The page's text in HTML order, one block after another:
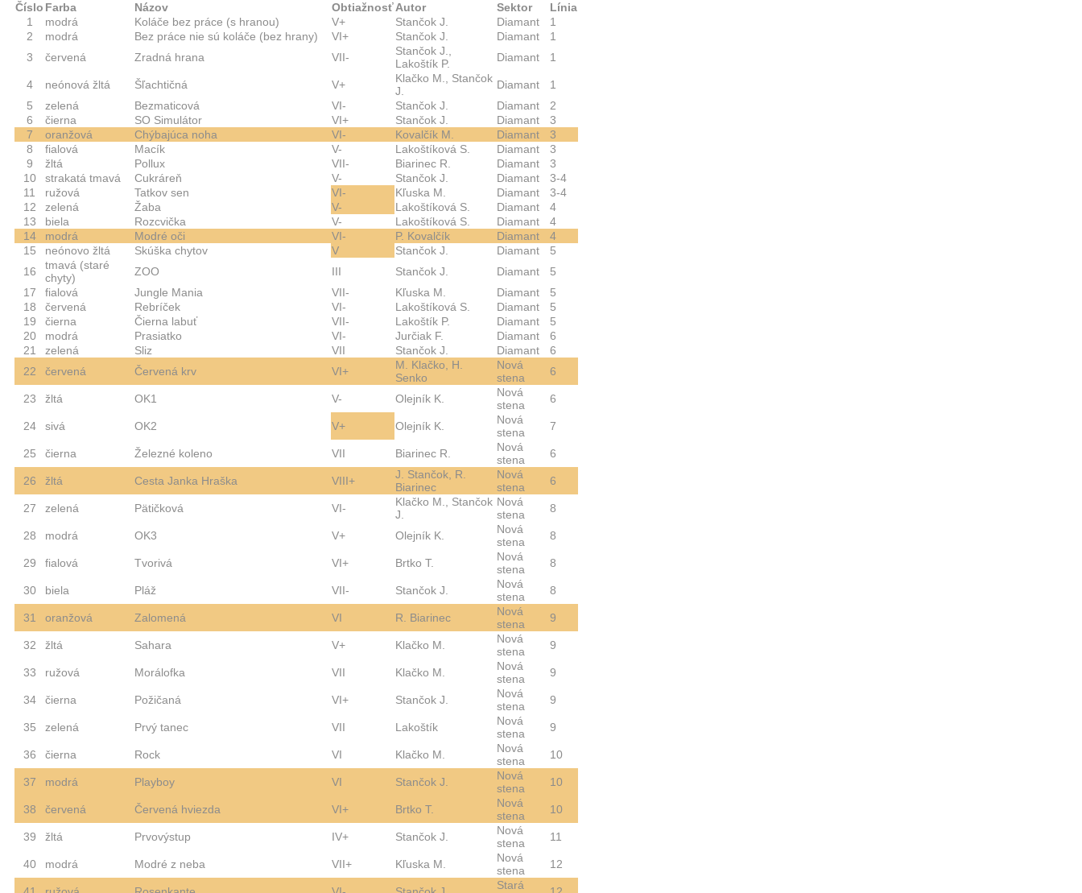
Číslo Farba Názov ObtiažnosťAutor Sektor
Línia
1
modrá Koláče bez práce (s hranou) V+ Stančok J. Diamant
1
2
modrá Bez práce nie sú koláče (bez hrany) VI+ Stančok J. Diamant
1
3
červená Zradná hrana VII-
Stančok J.,
Lakoštík P.
Diamant 1
4 neónová žltá Šľachtičná V+
Klačko M., Stančok
J.
Diamant
1
5
zelená Bezmaticová VI- Stančok J. Diamant
2
6
čierna SO Simulátor VI+ Stančok J. Diamant
3
7
oranžová Chýbajúca noha VI- Kovalčík M. Diamant
3
8
fialová Macík V- Lakoštíková S. Diamant
3
9
žltá Pollux VII- Biarinec R. Diamant
3
10
strakatá tmavá Cukráreň V- Stančok J. Diamant
3-4
11
ružová Tatkov sen VI- Kľuska M. Diamant
3-4
12
zelená Žaba V- Lakoštíková S. Diamant
4
13
biela Rozcvička V- Lakoštíková S. Diamant
4
14
modrá Modré oči VI- P. Kovalčík Diamant
4
15
neónovo žltá Skúška chytov V Stančok J. Diamant
5
16
tmavá (staré
chyty)
ZOO III Stančok J. Diamant
5
17
fialová Jungle Mania VII- Kľuska M. Diamant
5
18
červená Rebríček VI- Lakoštíková S. Diamant
5
19
čierna Čierna labuť VII- Lakoštík P. Diamant
5
20
modrá Prasiatko VI- Jurčiak F. Diamant
6
21
zelená Sliz VII Stančok J. Diamant
6
22
červená Červená krv VI+
M. Klačko, H.
Senko
Nová
stena
6
23 žltá OK1 V- Olejník K.
Nová
stena
6
24 sivá OK2 V+ Olejník K.
Nová
stena
7
25 čierna Železné koleno VII Biarinec R.
Nová
stena
6
26 žltá Cesta Janka Hraška VIII+
J. Stančok, R.
Biarinec
Nová
stena
6
27 zelená Pätičková VI-
Klačko M., Stančok
J.
Nová
stena
8
28 modrá OK3 V+ Olejník K.
Nová
stena
8
29 fialová Tvorivá VI+ Brtko T.
Nová
stena
8
30 biela Pláž VII- Stančok J.
Nová
stena
8
31 oranžová Zalomená VI R. Biarinec
Nová
stena
9
32 žltá Sahara V+ Klačko M.
Nová
stena
9
33 ružová Morálofka VII Klačko M.
Nová
stena
9
34 čierna Požičaná VI+ Stančok J.
Nová
stena
9
35 zelená Prvý tanec VII Lakoštík
Nová
stena
9
36 čierna Rock VI Klačko M.
Nová
stena
10
37 modrá Playboy VI Stančok J.
Nová
stena
10
38 červená Červená hviezda VI+ Brtko T.
Nová
stena
10
39 žltá Prvovýstup IV+ Stančok J.
Nová
stena
11
40 modrá Modré z neba VII+ Kľuska M.
Nová
stena
12
Stará